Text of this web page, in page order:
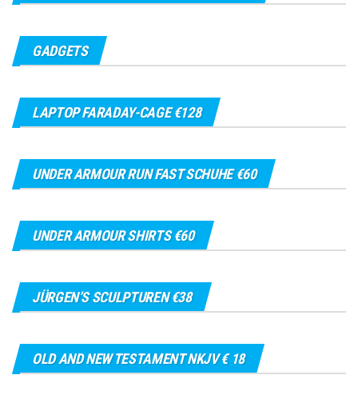
GADGETS
LAPTOP FARADAY-CAGE €128
UNDER ARMOUR RUN FAST SCHUHE €60
UNDER ARMOUR SHIRTS €60
JÜRGEN’S SCULPTUREN €38
OLD AND NEW TESTAMENT NKJV € 18